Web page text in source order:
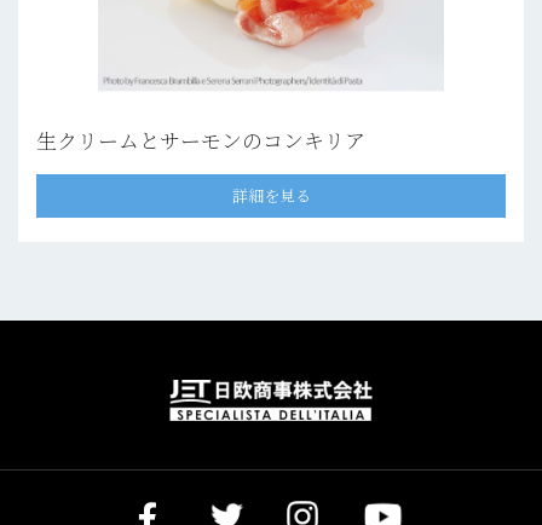
生クリームとサーモンのコンキリア
詳細を見る